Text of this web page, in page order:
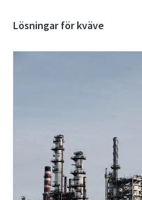
Lösningar för kväve